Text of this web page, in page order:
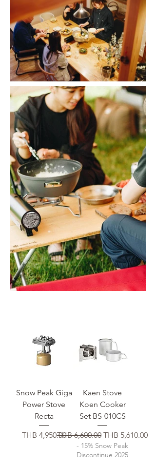
Snow Peak Giga
Power Stove
Recta
가격
THB 4,950.00
Kaen Stove
Koen Cooker
Set BS-010CS
일반가
THB 6,600.00 할인가
THB 5,610.00
- 15% Snow Peak
Discontinue 2025